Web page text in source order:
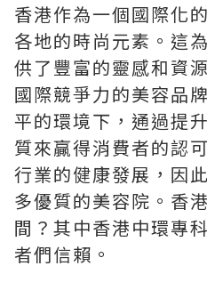
香港作為一個國際化
各地的時尚元素。這
供了豐富的靈感和資
國際競爭力的美容品
平的環境下，通過提
質來贏得消費者的認
行業的健康發展，因
多優質的美容院。香
間？其中香港中環專
者們信賴。